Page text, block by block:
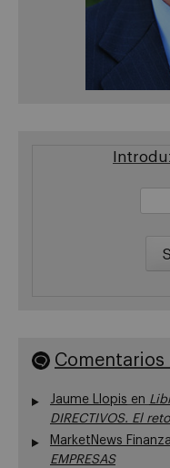
Comentarios
Jaume Llopis en
DIRECTIVOS. El
MarketNews
EMPRESAS